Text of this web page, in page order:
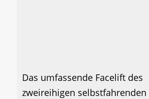
Das umfassende Facelift des
zweireihigen selbstfahrenden